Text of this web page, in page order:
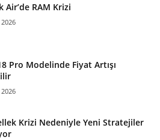
Air’de RAM Krizi
Pro Modelinde Fiyat Artışı
Krizi Nedeniyle Yeni Stratejiler